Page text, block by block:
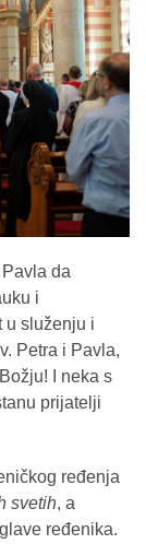
da
i
u služenju i
Petra i Pavla,
I neka s
prijatelji
ređenja
svetih, a
ređenika.